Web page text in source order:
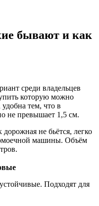
бывают и как
среди владельцев
которую можно
тем, что в
не превышает 1,5 см.
не бьётся, легко
машины. Объём
Подходят для